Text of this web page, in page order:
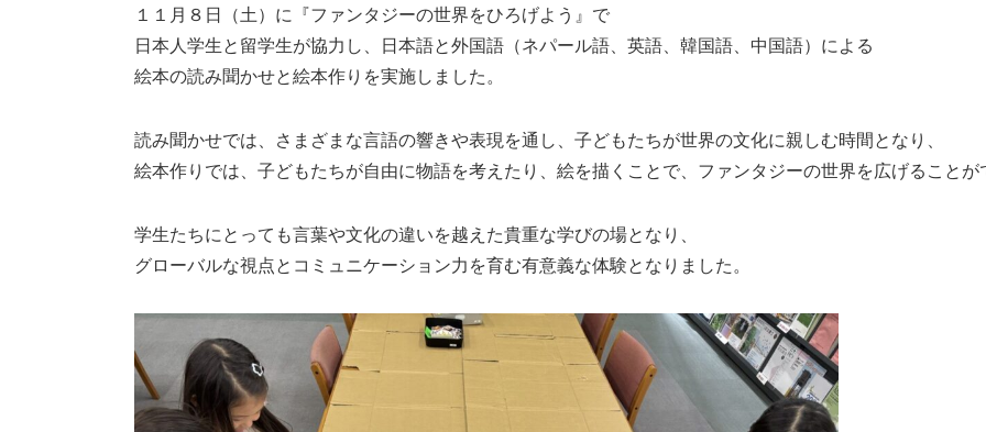
１１月８日（土）に『ファンタジーの世界をひろげよう』で
日本人学生と留学生が協力し、日本語と外国語（ネパール語、英語、韓国語、中国語）による
絵本の読み聞かせと絵本作りを実施しました。
読み聞かせでは、さまざまな言語の響きや表現を通し、子どもたちが世界の文化に親しむ時間となり、
絵本作りでは、子どもたちが自由に物語を考えたり、絵を描くことで、ファンタジーの世界を広げることが
学生たちにとっても言葉や文化の違いを越えた貴重な学びの場となり、
グローバルな視点とコミュニケーション力を育む有意義な体験となりました。